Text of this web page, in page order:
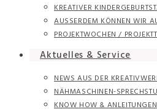
KREATIVER
AUSSERDEM KÖNNEN WIR
PROJEKTWOCHEN /
Aktuelles & Service
NEWS AUS DER
NÄHMASCHINEN-
KNOW HOW & ANLEITUNGEN